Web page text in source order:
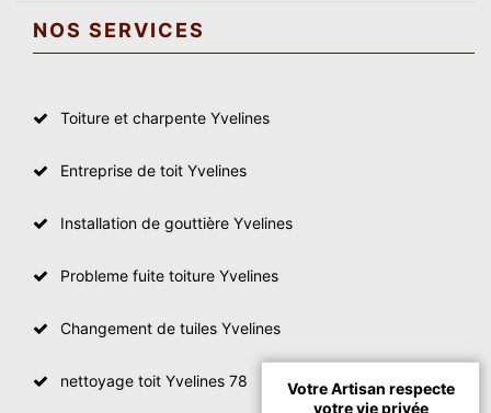
NOS SERVICES
Toiture et charpente Yvelines
Entreprise de toit Yvelines
Installation de gouttière Yvelines
Probleme fuite toiture Yvelines
Changement de tuiles Yvelines
nettoyage toit Yvelines 78
Votre Artisan respecte
votre vie privée